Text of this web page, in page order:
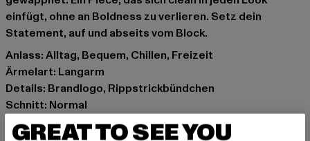
einfügt, ohne an Boldness zu verlieren. Setz dein
Statement, auf und abseits vom Block.
Anlass: Alltag, Bequem, Chillen, Freizeit
Ärmelart: Langarm
Details: Brandlogo, Rippstrickbündchen
Schnitt: Normal
Marke: Felicious
GREAT TO SEE YOU